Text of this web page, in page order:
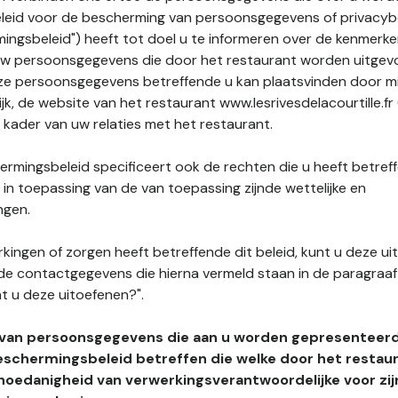
voor de bescherming van persoonsgegevens of
heeft tot doel u te informeren over de
persoonsgegevens die door het restaurant worden
persoonsgegevens betreffende u kan plaatsvinden door
de website van het restaurant www.lesrivesdelacourtille.fr
van uw relaties met het restaurant.
specificeert ook de rechten die u heeft
toepassing van de van toepassing zijnde wettelijke en
of zorgen heeft betreffende dit beleid, kunt u deze
contactgegevens die hierna vermeld staan in de
u deze uitoefenen?".
persoonsgegevens die aan u worden
betreffen die welke door het
van verwerkingsverantwoordelijke voor